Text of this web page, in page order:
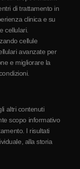
di trattamento in
clinica e su
cellulari.
cellule
avanzate per
e migliorare la
altri contenuti
scopo informativo
I risultati
alla storia